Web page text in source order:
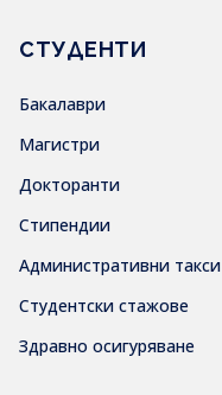
СТУДЕНТИ
Бакалаври
Магистри
Докторанти
Стипендии
Административни такси
Студентски стажове
Здравно осигуряване